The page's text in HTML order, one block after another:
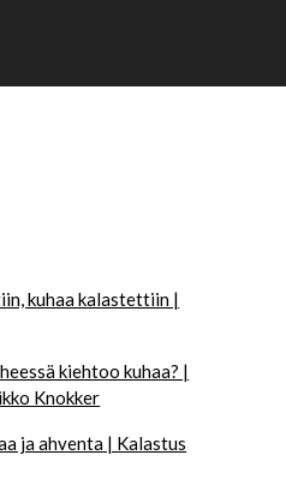
kuhaa kalastettiin |
kiehtoo kuhaa? |
Knokker
ja ahventa | Kalastus